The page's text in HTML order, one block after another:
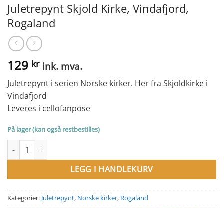
Juletrepynt Skjold Kirke, Vindafjord,
Rogaland
129 kr ink. mva.
Juletrepynt i serien Norske kirker. Her fra Skjoldkirke i
Vindafjord
Leveres i cellofanpose
På lager (kan også restbestilles)
Juletrepynt Skjold Kirke, Vindafjord, Rogaland antall
LEGG I HANDLEKURV
Kategorier: Juletrepynt, Norske kirker, Rogaland